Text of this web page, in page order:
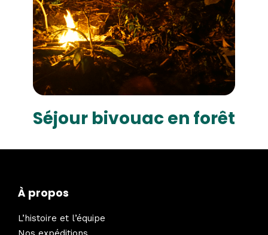
Séjour bivouac en forêt
À propos
L’histoire et l’équipe